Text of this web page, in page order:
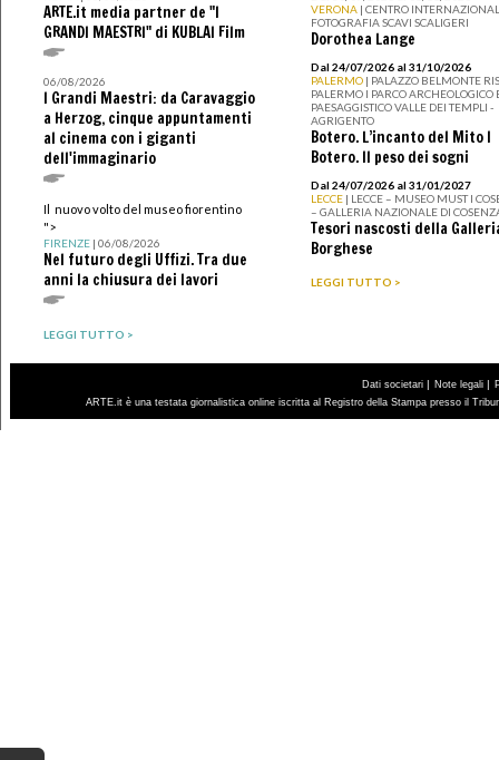
ARTE.it media partner de "I
GRANDI MAESTRI" di KUBLAI Film
06/08/2026
I Grandi Maestri: da Caravaggio
a Herzog, cinque appuntamenti
al cinema con i giganti
dell'immaginario
Il nuovo volto del museo fiorentino
">
FIRENZE| 06/08/2026
Nel futuro degli Uffizi. Tra due
anni la chiusura dei lavori
LEGGI TUTTO >
VERONA | CENTRO
FOTOGRAFIA SCAVI SCALIGERI
Dorothea Lange
Dal 24/07/2026 al 31/10/2026
PALERMO | PALAZZO BELMONTE
PALERMO I PARCO ARCHEOLOGICO
PAESAGGISTICO VALLE DEI TEMPLI -
AGRIGENTO
Botero. L’incanto del Mito I
Botero. Il peso dei sogni
Dal 24/07/2026 al 31/01/2027
LECCE | LECCE – MUSEO MUST I
– GALLERIA NAZIONALE DI
Tesori nascosti della
Borghese
LEGGI TUTTO >
Dati societari | Note legali |
ARTE.it è una testata giornalistica online iscritta al Registro della Stampa presso il